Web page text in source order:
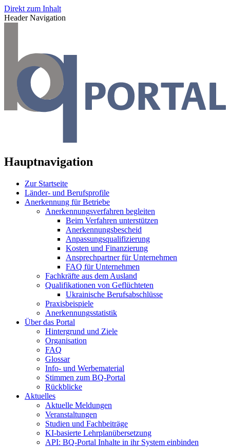
Direkt zum Inhalt
Header Navigation
Hauptnavigation
Zur Startseite
Länder- und Berufsprofile
Anerkennung für Betriebe
Anerkennungsverfahren begleiten
Beim Verfahren unterstützen
Anerkennungsbescheid
Anpassungsqualifizierung
Kosten und Finanzierung
Ansprechpartner für Unternehmen
FAQ für Unternehmen
Fachkräfte aus dem Ausland
Qualifikationen von Geflüchteten
Ukrainische Berufsabschlüsse
Praxisbeispiele
Anerkennungsstatistik
Über das Portal
Hintergrund und Ziele
Organisation
FAQ
Glossar
Info- und Werbematerial
Stimmen zum BQ-Portal
Rückblicke
Aktuelles
Aktuelle Meldungen
Veranstaltungen
Studien und Fachbeiträge
KI-basierte Lehrplanübersetzung
API: BQ-Portal Inhalte in ihr System einbinden